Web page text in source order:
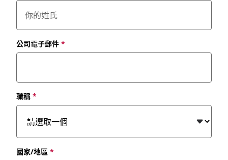
公司電子郵件*
職稱*
國家/地區 *